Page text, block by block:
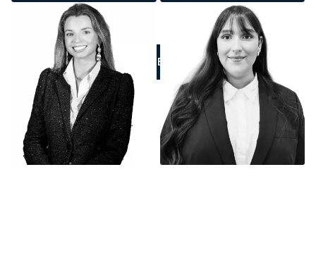
LLÁMENOS